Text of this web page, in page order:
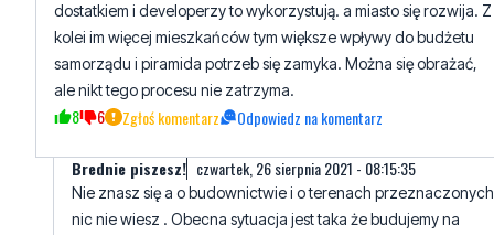
Fakty są takie, że mieszkań w Polsce brakuje, a ludzie chcą
mieszkać na swoim. Takie Wejherowo nie ma już miejsca na
nowe mieszkania i się zwija, ale Reda ma terenów pod
dostatkiem i developerzy to wykorzystują. a miasto się rozwija. Z
kolei im więcej mieszkańców tym większe wpływy do budżetu
ale nikt tego procesu nie zatrzyma.
8 6 Zgłoś komentarz Odpowiedz na komentarz